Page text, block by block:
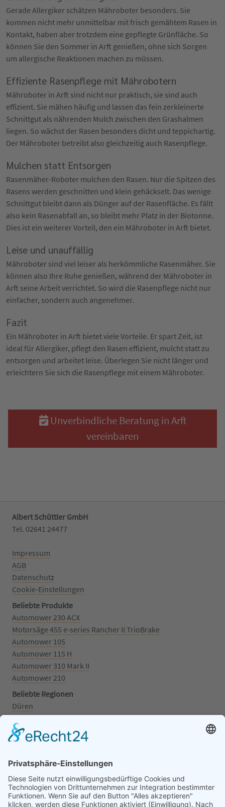
Gerade Allergiker schätzen Mähroboter besonders. Sie
kommen nicht mehr unmittelbar mit frisch gemähtem Rasen in
Kontakt, haben aber trotzdem eine gepflegte Grünfläche. So
können Sie den Sommer in Arft genießen, ohne sich Sorgen
um allergische Reaktionen machen zu müssen.
Effiziente Rasenpflege mit Mährobotern
Mähroboter in Arft sind nicht nur praktisch, sie sind auch
effizient. Sie mähen häufig und lassen das fein zerkleinerte
Schnittgut als nährenden Mulch zwischen den Grashalmen
liegen. So wächst der Rasen besonders dicht und teppichartig.
Der Mähroboter betreibt also gleichzeitig auch Rasenpflege.
Mulchen statt Entsorgen
Rasenmäher-Roboter mulchen den Rasen. Nur die Spitzen des
Rasens werden geschnitten und klein gehäckselt. Das wenige
Schnittgut bleibt dann als Dünger auf der Rasenfläche. Es fällt
also kein Rasenabfall an, so bleibt mehr Platz in der Biotonne.
Dies ist ein weiterer Vorteil, den ein Mähroboter in Arft bietet.
Leise und unauffällig
Mähroboter sind viel leiser als herkömmliche Rasenmäher. Sie
können also Ihre Ruhe genießen, während der Mähroboter in
Arft seine Arbeit verrichtet. So wird die Rasenpflege nicht nur
einfacher, sondern auch angenehmer.
Fazit
Ein Mähroboter in Arft bietet viele Vorteile. Er spart Zeit, ist
ideal für Allergiker, pflegt den Rasen effizient, mulcht statt zu
entsorgen und arbeitet leise. Überlegen Sie nicht länger und
erleichtern Sie sich die Rasenpflege mit einem Mähroboter.
Unverbindliche Beratung in Arft
vereinbaren
Albert Schüttler GmbH
Tel. 02641 24477‬
Impressum
AGB
Datenschutz
Cookie-Einstellungen
Beliebte Produkte
Automower 230 ACX
Motorsäge 455 e-series Rancher II TrioBrake
Automower 105
Automower 115 H
Automower 310 Mark II
Automower 210
Beliebte Regionen
Düren
Grafschaft
Kalenborn
Mayschoß
Bonn
Beliebte Kategorien
Aufsitzrasenmäher